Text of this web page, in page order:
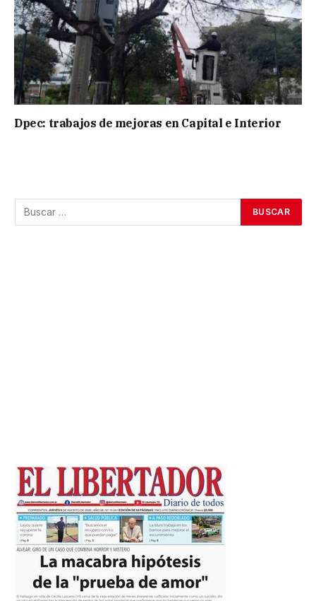
Dpec: trabajos de mejoras en Capital e Interior